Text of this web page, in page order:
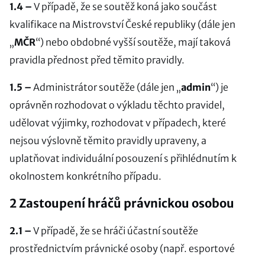
1.4 – V případě, že se soutěž koná jako součást
kvalifikace na Mistrovství České republiky (dále jen
„MČR“) nebo obdobné vyšší soutěže, mají taková
pravidla přednost před těmito pravidly.
1.5 – Administrátor soutěže (dále jen „admin“) je
oprávněn rozhodovat o výkladu těchto pravidel,
udělovat výjimky, rozhodovat v případech, které
nejsou výslovně těmito pravidly upraveny, a
uplatňovat individuální posouzení s přihlédnutím k
okolnostem konkrétního případu.
2 Zastoupení hráčů právnickou osobou
2.1 – V případě, že se hráči účastní soutěže
prostřednictvím právnické osoby (např. esportové